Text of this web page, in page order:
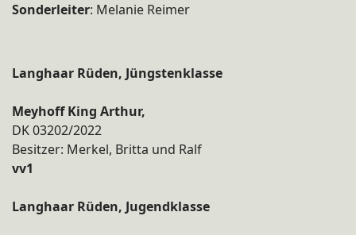
Sonderleiter: Melanie Reimer
Langhaar Rüden, Jüngstenklasse
Meyhoff King Arthur,
DK 03202/2022
Besitzer: Merkel, Britta und Ralf
vv1
Langhaar Rüden, Jugendklasse